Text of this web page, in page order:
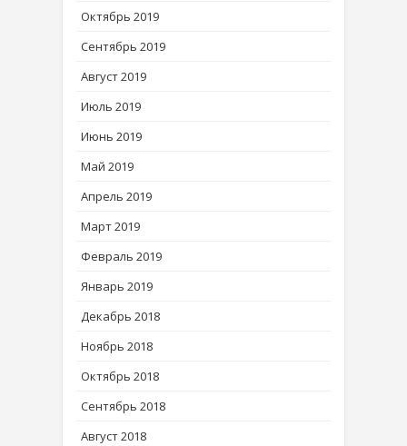
Октябрь 2019
Сентябрь 2019
Август 2019
Июль 2019
Июнь 2019
Май 2019
Апрель 2019
Март 2019
Февраль 2019
Январь 2019
Декабрь 2018
Ноябрь 2018
Октябрь 2018
Сентябрь 2018
Август 2018